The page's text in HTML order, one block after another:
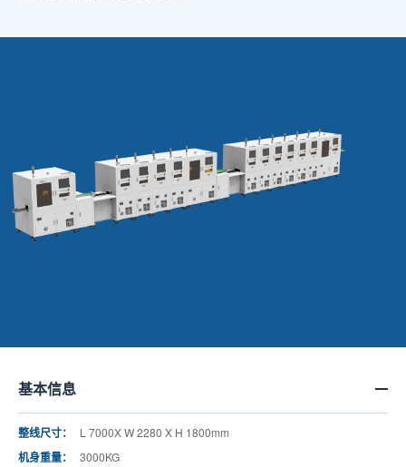
基本信息
整线尺寸： L 7000X W 2280 X H 1800mm
机身重量： 3000KG